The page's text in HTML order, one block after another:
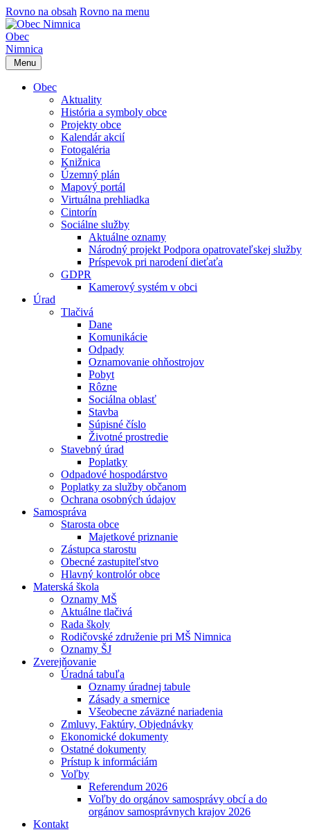
Rovno na obsah Rovno na menu
Obec
Nimnica
Menu
Obec
Aktuality
História a symboly obce
Projekty obce
Kalendár akcií
Fotogaléria
Knižnica
Územný plán
Mapový portál
Virtuálna prehliadka
Cintorín
Sociálne služby
Aktuálne oznamy
Národný projekt Podpora opatrovateľskej služby
Príspevok pri narodení dieťaťa
GDPR
Kamerový systém v obci
Úrad
Tlačivá
Dane
Komunikácie
Odpady
Oznamovanie ohňostrojov
Pobyt
Rôzne
Sociálna oblasť
Stavba
Súpisné číslo
Životné prostredie
Stavebný úrad
Poplatky
Odpadové hospodárstvo
Poplatky za služby občanom
Ochrana osobných údajov
Samospráva
Starosta obce
Majetkové priznanie
Zástupca starostu
Obecné zastupiteľstvo
Hlavný kontrolór obce
Materská škola
Oznamy MŠ
Aktuálne tlačivá
Rada školy
Rodičovské združenie pri MŠ Nimnica
Oznamy ŠJ
Zverejňovanie
Úradná tabuľa
Oznamy úradnej tabule
Zásady a smernice
Všeobecne záväzné nariadenia
Zmluvy, Faktúry, Objednávky
Ekonomické dokumenty
Ostatné dokumenty
Prístup k informáciám
Voľby
Referendum 2026
Voľby do orgánov samosprávy obcí a do
orgánov samosprávnych krajov 2026
Kontakt